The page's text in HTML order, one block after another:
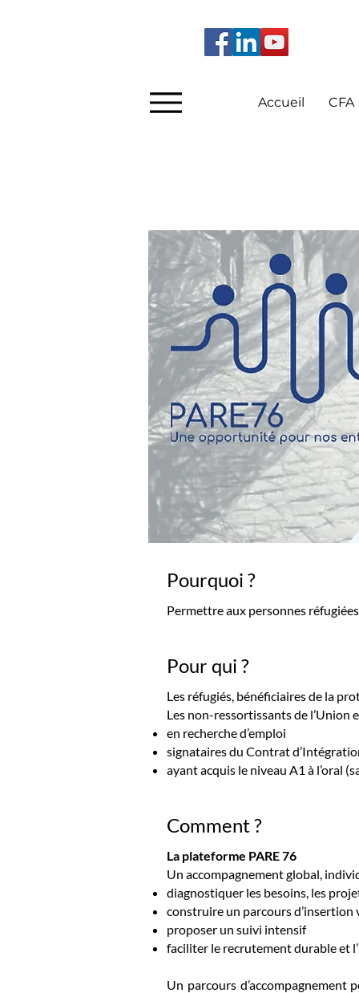
Accueil CFA
Pourquoi ?
Permettre aux personnes
Pour qui ?
Les réfugiés, bénéficiaires de la
Les non-ressortissants de l’Union
en recherche d’emploi
signataires du Contrat
ayant acquis le niveau A1 à l’oral
Comment ?
La plateforme PARE 76
Un accompagnement global,
diagnostiquer les besoins, les
construire un parcours d’insertion
proposer un suivi intensif
faciliter le recrutement durable et
Un parcours